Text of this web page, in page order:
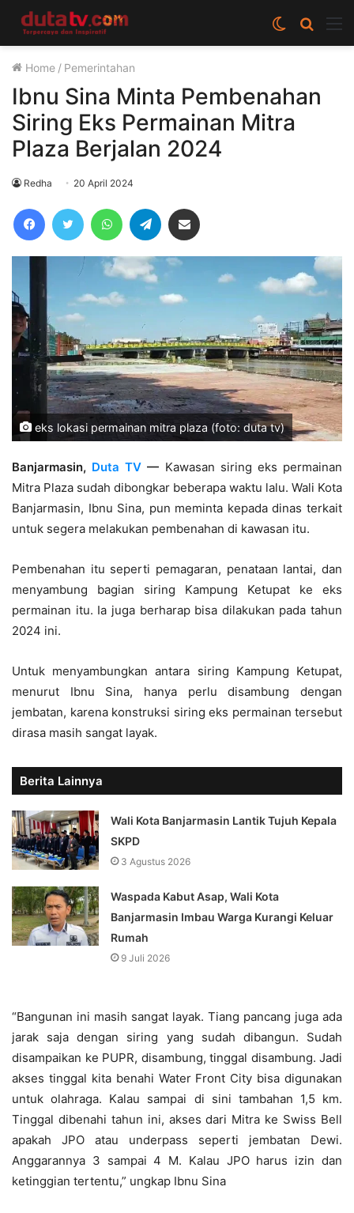
Cari
berita
Switch
skin
Home / Pemerintahan
Ibnu Sina Minta Pembenahan
Siring Eks Permainan Mitra
Plaza Berjalan 2024
Redha 20 April 2024
FacebookTwitter WhatsAppTelegram
eks lokasi permainan mitra plaza (foto: duta tv)
Banjarmasin, Duta TV — Kawasan siring eks permainan
Mitra Plaza sudah dibongkar beberapa waktu lalu. Wali Kota
Banjarmasin, Ibnu Sina, pun meminta kepada dinas terkait
untuk segera melakukan pembenahan di kawasan itu.
Pembenahan itu seperti pemagaran, penataan lantai, dan
menyambung bagian siring Kampung Ketupat ke eks
permainan itu. Ia juga berharap bisa dilakukan pada tahun
2024 ini.
Untuk menyambungkan antara siring Kampung Ketupat,
menurut Ibnu Sina, hanya perlu disambung dengan
jembatan, karena konstruksi siring eks permainan tersebut
dirasa masih sangat layak.
Berita Lainnya
Wali Kota Banjarmasin Lantik Tujuh Kepala
SKPD
3 Agustus 2026
Waspada Kabut Asap, Wali Kota
Banjarmasin Imbau Warga Kurangi Keluar
Rumah
9 Juli 2026
“Bangunan ini masih sangat layak. Tiang pancang juga ada
jarak saja dengan siring yang sudah dibangun. Sudah
disampaikan ke PUPR, disambung, tinggal disambung. Jadi
akses tinggal kita benahi Water Front City bisa digunakan
untuk olahraga. Kalau sampai di sini tambahan 1,5 km.
Tinggal dibenahi tahun ini, akses dari Mitra ke Swiss Bell
apakah JPO atau underpass seperti jembatan Dewi.
Anggarannya 3 sampai 4 M. Kalau JPO harus izin dan
ketinggian tertentu,” ungkap Ibnu Sina